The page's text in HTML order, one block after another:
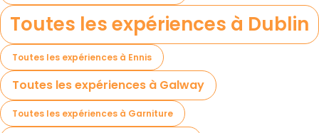
Toutes les expériences à Dublin
Toutes les expériences à Ennis
Toutes les expériences à Galway
Toutes les expériences à Garniture